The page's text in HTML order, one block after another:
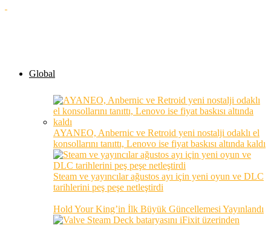
Global
AYANEO, Anbernic ve Retroid yeni nostalji odaklı el
konsollarını tanıttı, Lenovo ise fiyat baskısı altında kaldı
Steam ve yayıncılar ağustos ayı için yeni oyun ve DLC
tarihlerini peş peşe netleştirdi
Hold Your King’in İlk Büyük Güncellemesi Yayınlandı